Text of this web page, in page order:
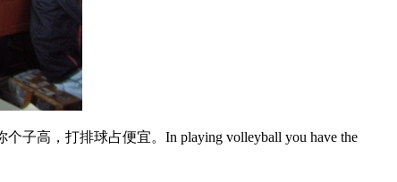
子高，打排球占便宜。In playing volleyball you have the